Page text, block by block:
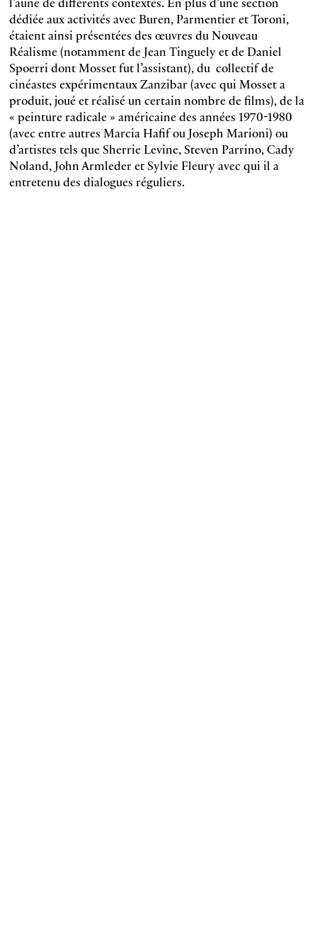
dédiée aux activités avec Buren, Parmentier et Toroni,
étaient ainsi présentées des œuvres du Nouveau
Réalisme (notamment de Jean Tinguely et de Daniel
Spoerri dont Mosset fut l’assistant), du collectif de
cinéastes expérimentaux Zanzibar (avec qui Mosset a
produit, joué et réalisé un certain nombre de films), de la
« peinture radicale » américaine des années 1970-1980
(avec entre autres Marcia Hafif ou Joseph Marioni) ou
d’artistes tels que Sherrie Levine, Steven Parrino, Cady
Noland, John Armleder et Sylvie Fleury avec qui il a
entretenu des dialogues réguliers.